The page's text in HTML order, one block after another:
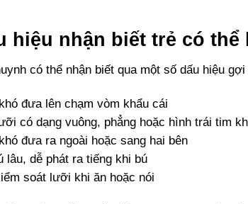
hiệu nhận biết trẻ có
có thể nhận biết qua một số dấu hiệu
đưa lên chạm vòm khẩu cái
có dạng vuông, phẳng hoặc hình trái tim
đưa ra ngoài hoặc sang hai bên
lâu, dễ phát ra tiếng khi bú
soát lưỡi khi ăn hoặc nói